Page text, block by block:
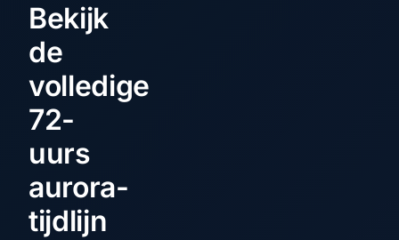
Bekijk
de
volledige
72-
uurs
aurora-
tijdlijn